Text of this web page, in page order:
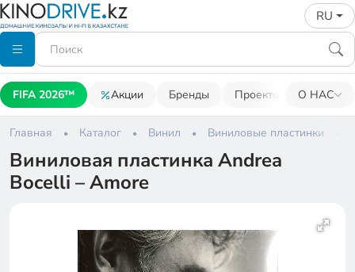
RU
FIFA 2026™ Акции Бренды Проекторы О НАС
Главная Каталог Винил Виниловые пластинки
Виниловая пластинка Andrea
Bocelli – Amore